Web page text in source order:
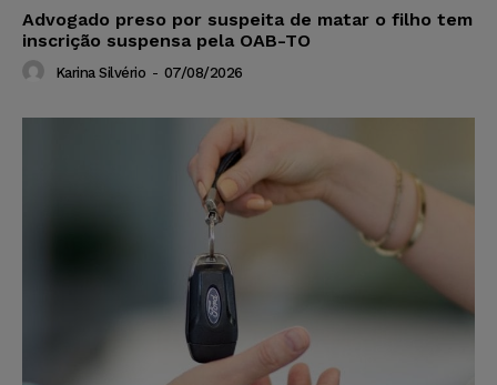
Advogado preso por suspeita de matar o filho tem
inscrição suspensa pela OAB-TO
Karina Silvério - 07/08/2026